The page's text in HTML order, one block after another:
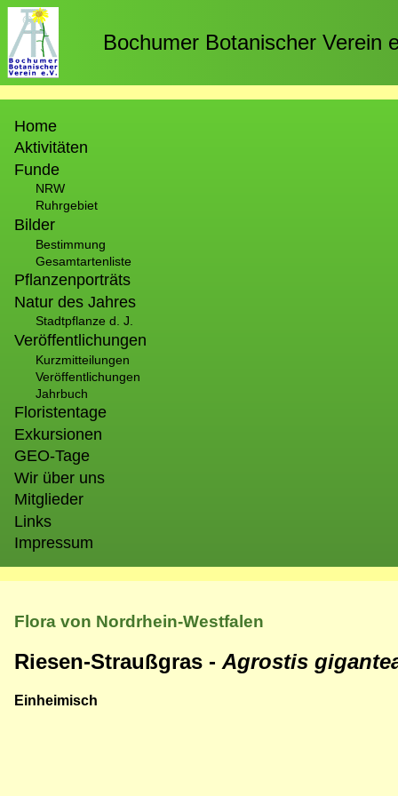
Direkt
zum
Inhalt
Bochumer Botanischer Verein
Home
Aktivitäten
Funde
NRW
Ruhrgebiet
Bilder
Bestimmung
Gesamtartenliste
Pflanzenporträts
Natur des Jahres
Stadtpflanze d. J.
Veröffentlichungen
Kurzmitteilungen
Veröffentlichungen
Jahrbuch
Floristentage
Exkursionen
GEO-Tage
Wir über uns
Mitglieder
Links
Impressum
Flora von Nordrhein-Westfalen
Riesen-Straußgras - Agrostis
Einheimisch